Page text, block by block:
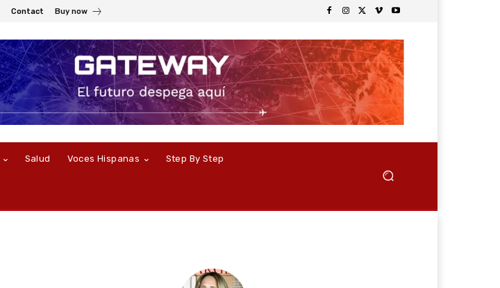
Contact Buy now
Salud Voces Hispanas Step By Step